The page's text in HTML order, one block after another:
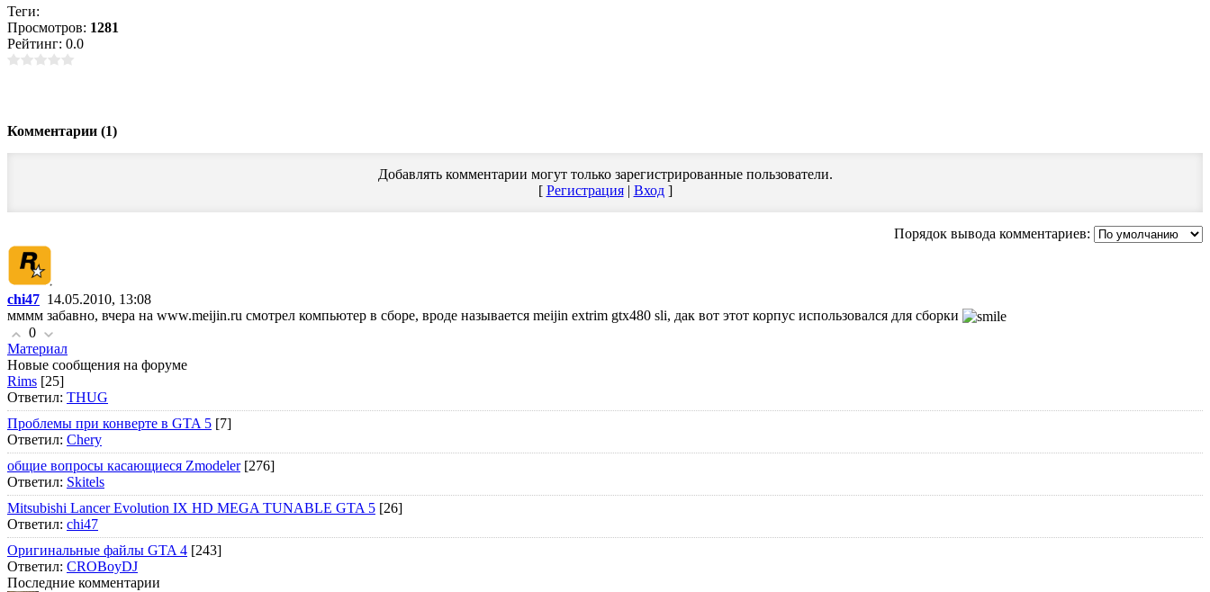
Теги:
Просмотров: 1281
Рейтинг: 0.0
Комментарии (1)
Добавлять комментарии могут только зарегистрированные пользователи.
[ Регистрация| Вход]
Порядок вывода комментариев:
chi47 14.05.2010, 13:08
мммм забавно, вчера на www.meijin.ru смотрел компьютер в сборе, вроде называется meijin extrim gtx480 sli, дак вот этот корпус использовался для сборки
0
Материал
Новые сообщения на форуме
Rims [25]
Ответил: THUG
Проблемы при конверте в GTA 5 [7]
Ответил: Chery
общие вопросы касающиеся Zmodeler[276]
Ответил: Skitels
Mitsubishi Lancer Evolution IX HD MEGA TUNABLE GTA 5 [26]
Ответил: chi47
Оригинальные файлы GTA 4 [243]
Ответил: CROBoyDJ
Последние комментарии